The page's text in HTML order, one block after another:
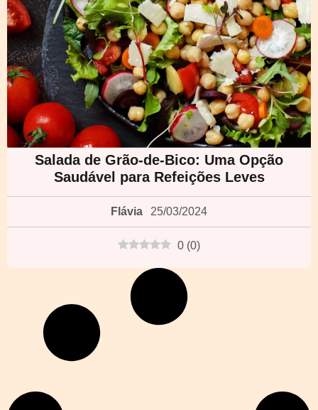
Salada de Grão-de-Bico: Uma Opção
Saudável para Refeições Leves
Flávia 25/03/2024
0 (0)